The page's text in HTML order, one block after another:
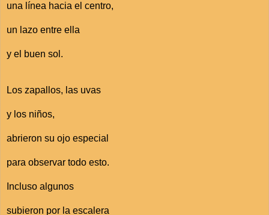
una línea hacia el centro,
un lazo entre ella
y el buen sol.
Los zapallos, las uvas
y los niños,
abrieron su ojo especial
para observar todo esto.
Incluso algunos
subieron por la escalera